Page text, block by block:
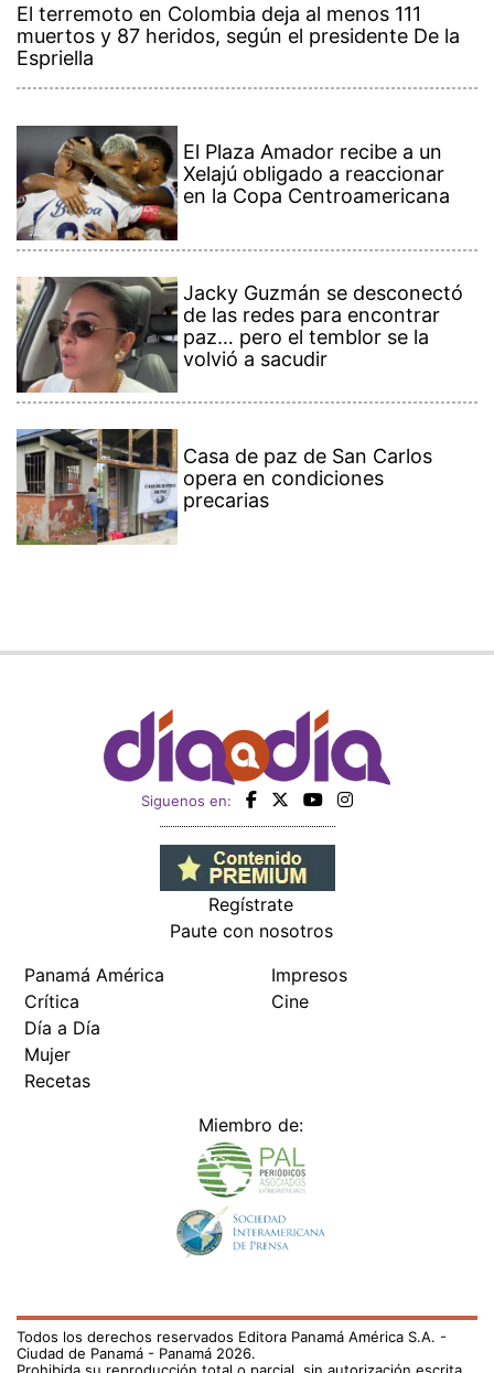
El terremoto en Colombia deja al menos 111
muertos y 87 heridos, según el presidente De la
Espriella
El Plaza Amador recibe a un
Xelajú obligado a reaccionar
en la Copa Centroamericana
Jacky Guzmán se desconectó
de las redes para encontrar
paz… pero el temblor se la
volvió a sacudir
Casa de paz de San Carlos
opera en condiciones
precarias
Siguenos en:
Regístrate
Paute con nosotros
Panamá América
Crítica
Día a Día
Mujer
Recetas
Impresos
Cine
Miembro de:
Todos los derechos reservados Editora Panamá América S.A. -
Ciudad de Panamá - Panamá 2026.
Prohibida su reproducción total o parcial, sin autorización escrita